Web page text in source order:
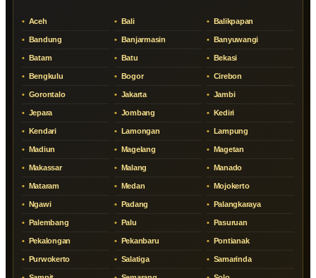
Aceh Bali Balikpapan
Bandung Banjarmasin Banyuwangi
Batam Batu Bekasi
Bengkulu Bogor Cirebon
Gorontalo Jakarta Jambi
Jepara Jombang Kediri
Kendari Lamongan Lampung
Madiun Magelang Magetan
Makassar Malang Manado
Mataram Medan Mojokerto
Ngawi Padang Palangkaraya
Palembang Palu Pasuruan
Pekalongan Pekanbaru Pontianak
Purwokerto Salatiga Samarinda